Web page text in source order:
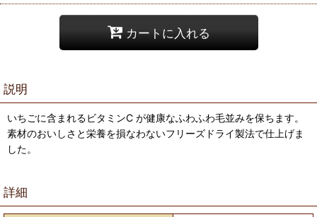
カートに入れる
説明
いちごに含まれるビタミンC が健康なふわふわ毛並みを保ちます。
素材のおいしさと栄養を損なわないフリーズドライ製法で仕上げま
した。
詳細